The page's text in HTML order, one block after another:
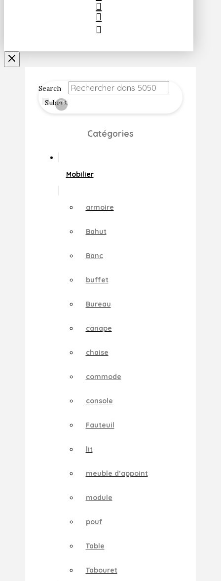
Search
Submit
Clear
Catégories
Mobilier
armoire
Bahut
Banc
buffet
Bureau
canape
chaise
commode
console
Fauteuil
lit
meuble d’appoint
module
pouf
Table
Tabouret